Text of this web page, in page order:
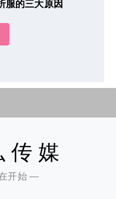
服的三大原因
传媒
开始 —